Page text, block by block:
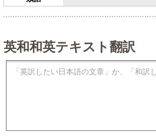
英和和英テキスト翻訳